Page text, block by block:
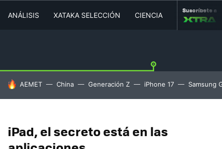
ANÁLISIS XATAKA SELECCIÓN CIENCIA MOVILIDAD
Suscríbete a
HOY SE HABLA DE
AEMET China Generación Z iPhone 17 Samsung
iPad, el secreto está en las